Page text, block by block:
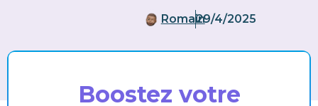
Romain29/4/2025
Boostez votre